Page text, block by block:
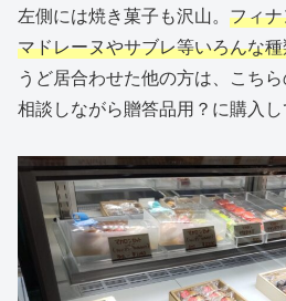
左側には焼き菓子も沢山。 フィ
マドレーヌやサブレ等いろんな
うど居合わせた他の方は、こち
相談しながら贈答品用？に購入し